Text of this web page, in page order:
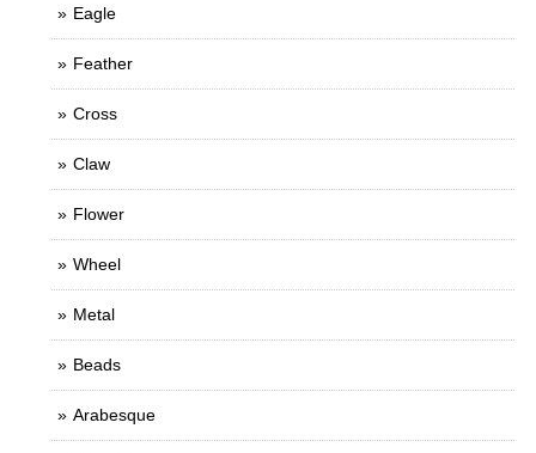
Eagle
Feather
Cross
Claw
Flower
Wheel
Metal
Beads
Arabesque